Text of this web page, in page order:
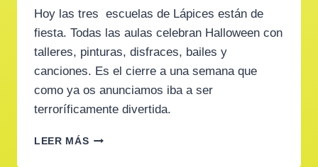
Hoy las tres escuelas de Lápices están de
fiesta. Todas las aulas celebran Halloween con
talleres, pinturas, disfraces, bailes y
canciones. Es el cierre a una semana que
como ya os anunciamos iba a ser
terroríficamente divertida.
LEER MÁSHALLOWEEN